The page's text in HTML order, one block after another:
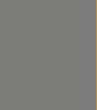
biolesker/